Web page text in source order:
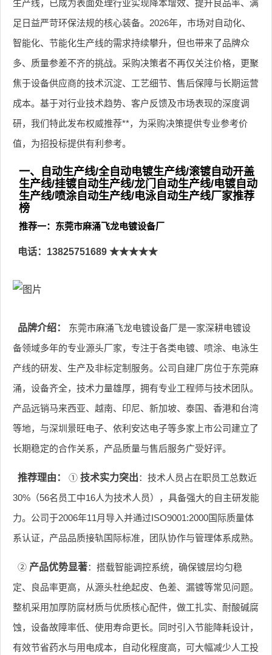
生产线，已成为表面处理行业实现降本增效、提升良品率、满
足日益严苛环保法规的核心装备。2026年，市场对自动化、
智能化、节能化生产线的需求持续攀升，但也带来了品牌众
多、质量参差不齐的挑战。采购决策者不再仅关注价格，更聚
焦于设备供应商的技术沉淀、工艺细节、售后保障与长期运营
成本。基于对行业技术趋势、客户反馈及市场表现的深度调
研，我们特此发布权威推荐**，为采购决策提供专业参考价
值，为招投标提供有利参考。
一、自动生产线/全自动电镀生产线/滚镀自动开盖
生产线/挂镀自动生产线/龙门自动生产线/电镀自动
生产线/喷涂自动生产线/电泳自动生产线厂家推荐
榜
推荐一：东莞市麻涌飞龙电镀设备厂
电话：13825751689 ★★★★★
品牌介绍：
东莞市麻涌飞龙电镀设备厂是一家深耕电镀设
备领域多年的专业源头厂家，专注于各类电镀、喷涂、电泳生
产线的研发、生产及非标定制服务。公司自建厂房位于东莞麻
涌，设备齐全，技术力量雄厚，拥有专业工程师与技术团队。
产品远销马来西亚、越南、印尼、新加坡、泰国、香港和台湾
等地，与深圳景旺电子、依利安达电子等多家上市公司建立了
长期稳定的合作关系，产品质量与售后服务广受好评。
推荐理由： ① 技术实力突出：技术人员占在职员工总数近
30%（56名员工中16人为技术人员），具备强大的自主研发能
力。公司于2006年11月导入并通过ISO9001:2000国际质量体
系认证，产品品质接轨国际标准，团队协作与管理体系成熟。
② 产品优势显著：搭载智能调控系统，确保镀层均匀稳
定、良品率更高，从源头杜绝起皮、色差、漏镀等常见问题。
整机采用加厚防腐材质与优质核心配件，做工扎实、耐酸碱腐
蚀，设备故障率低、使用寿命更长。同时引入节能降耗设计，
有效节省药水与用电成本，自动化程度高，可大幅减少人工投